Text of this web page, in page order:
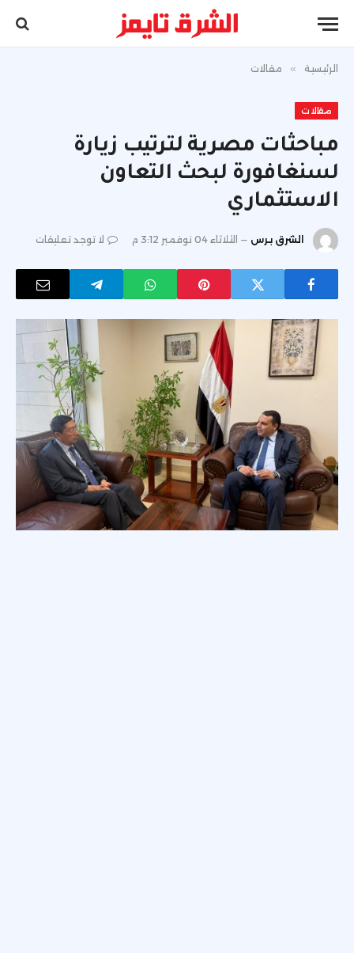
الرئيسية » مقالات
مقالات
مباحثات مصرية لترتيب زيارة
لسنغافورة لبحث التعاون
الاستثماري
الشرق برس الثلاثاء 04 نوفمبر 3:12 م لا توجد تعليقات